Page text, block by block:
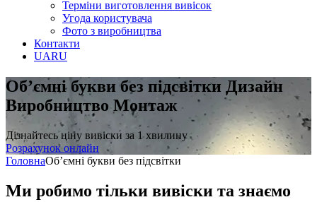
Терміни виготовлення вивісок
Угода користувача
Фото з виробництва
Контакти
UARU
Об’ємні букви без підсвітки Дизайн
Виробництво Монтаж
Дізнайтесь ціну вивіски за 1 хвилину
Розрахунок онлайн
ГоловнаОб’ємні букви без підсвітки
Ми робимо тільки вивіски та знаємо